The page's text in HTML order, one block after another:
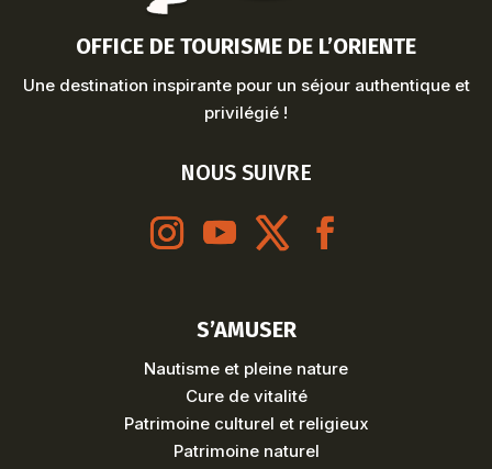
OFFICE DE TOURISME DE L’ORIENTE
Une destination inspirante pour un séjour authentique et
privilégié !
NOUS SUIVRE
S’AMUSER
Nautisme et pleine nature
Cure de vitalité
Patrimoine culturel et religieux
Patrimoine naturel